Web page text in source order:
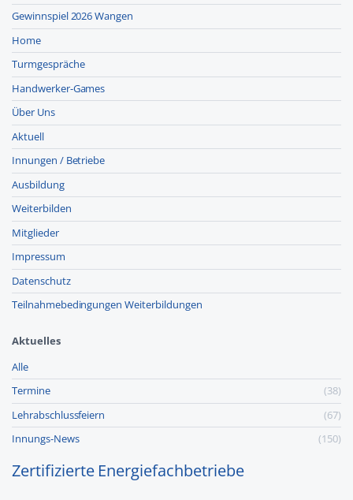
Gewinnspiel 2026 Wangen
Home
Turmgespräche
Handwerker-Games
Über Uns
Aktuell
Innungen / Betriebe
Ausbildung
Weiterbilden
Mitglieder
Impressum
Datenschutz
Teilnahmebedingungen Weiterbildungen
Aktuelles
Alle
Termine
(38)
Lehr­abschluss­feiern
(67)
Innungs-News
(150)
Zertifizierte Energiefachbetriebe